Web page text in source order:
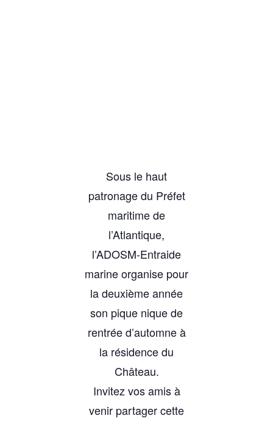
Sous le haut
patronage du Préfet
maritime de
l’Atlantique,
l’ADOSM-Entraide
marine organise pour
la deuxième année
son pique nique de
rentrée d’automne à
la résidence du
Château.
Invitez vos amis à
venir partager cette